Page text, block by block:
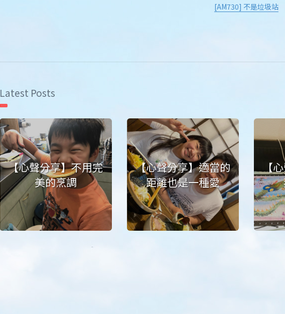
[AM730] 不是垃圾站
Latest Posts
【心聲分享】不用完
美的烹調
【心聲分享】適當的
距離也是一種愛
【